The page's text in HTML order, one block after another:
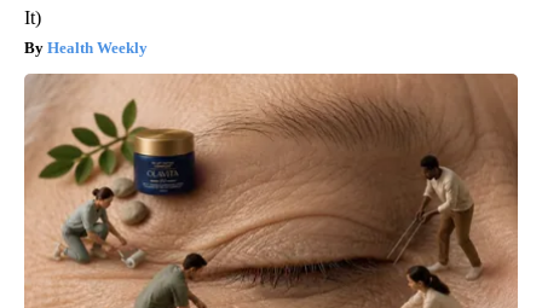
It)
Health Weekly